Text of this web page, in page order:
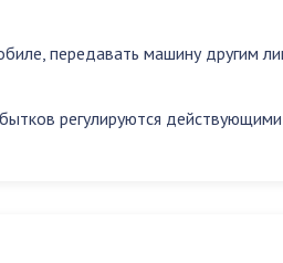
, передавать машину другим
регулируются